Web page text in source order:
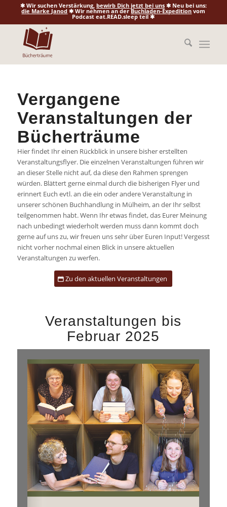
✱ Wir suchen Verstärkung, bewirb Dich jetzt bei uns✱ Neu bei uns:
die Marke Janod ✱ Wir nehmen an derBuchladen-Expedition vom
Podcast eat.READ.sleep teil ✱
Vergangene
Veranstaltungen der
Bücherträume
Hier findet Ihr einen Rückblick in unsere bisher erstellten
Veranstaltungsflyer. Die einzelnen Veranstaltungen führen wir
an dieser Stelle nicht auf, da diese den Rahmen sprengen
würden. Blättert gerne einmal durch die bisherigen Flyer und
erinnert Euch evtl. an die ein oder andere Veranstaltung in
unserer schönen Buchhandlung in Mülheim, an der Ihr selbst
teilgenommen habt. Wenn Ihr etwas findet, das Eurer Meinung
nach unbedingt wiederholt werden muss dann kommt doch
gerne auf uns zu, wir freuen uns sehr über Euren Input! Vergesst
nicht vorher nochmal einen Blick in unsere aktuellen
Veranstaltungen zu werfen.
Zu den aktuellen Veranstaltungen
Veranstaltungen bis
Februar 2025